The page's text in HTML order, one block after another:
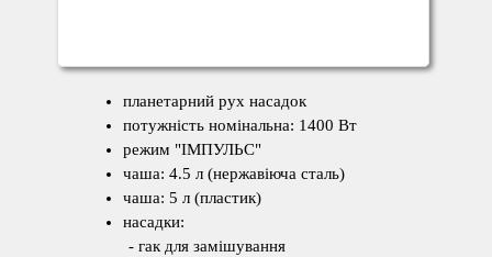
планетарний рух насадок
потужність номінальна: 1400 Вт
режим "ІМПУЛЬС"
чаша: 4.5 л (нержавіюча сталь)
чаша: 5 л (пластик)
насадки:
- гак для замішування